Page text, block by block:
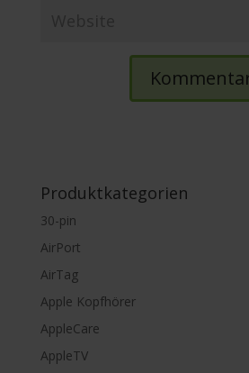
Produktkategorien
30-pin
AirPort
AirTag
Apple Kopfhörer
AppleCare
AppleTV